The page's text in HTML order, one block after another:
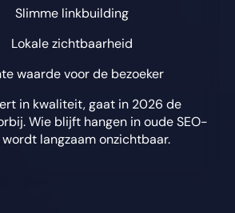
Slimme linkbuilding
Lokale zichtbaarheid
waarde voor de bezoeker
in kwaliteit, gaat in 2026 de
Wie blijft hangen in oude SEO-
langzaam onzichtbaar.